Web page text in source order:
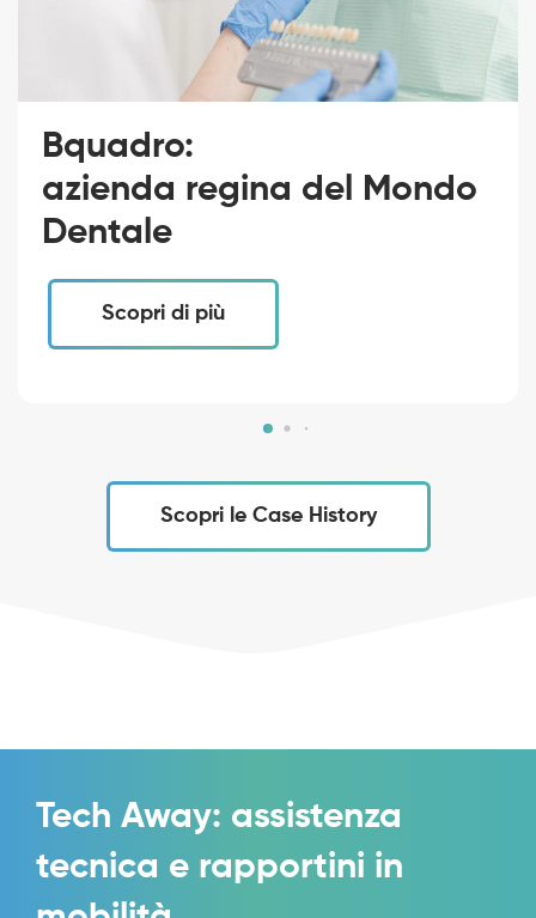
Bquadro:
azienda regina del Mondo
Dentale
Scopri di più
Scopri le Case History
Tech Away: assistenza
tecnica e rapportini in